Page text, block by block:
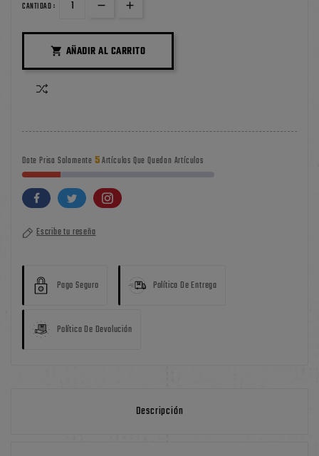
CANTIDAD :
 AÑADIR AL CARRITO
Date Prisa Solamente 5Artículos Que Quedan Artículos
Escribe tu reseña
Pago Seguro Política De Entrega
Política De Devolución
Descripción